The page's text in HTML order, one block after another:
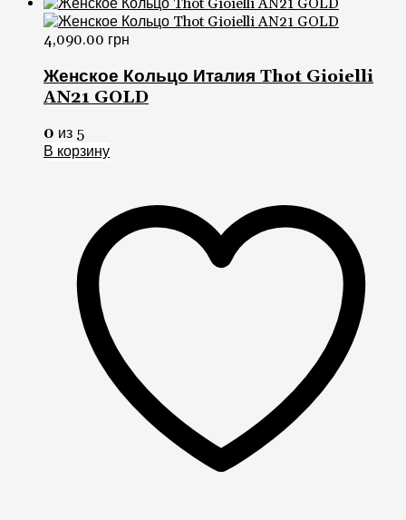
4,090.00 грн
Женское Кольцо Италия Thot Gioielli
AN21 GOLD
0 из 5
В корзину